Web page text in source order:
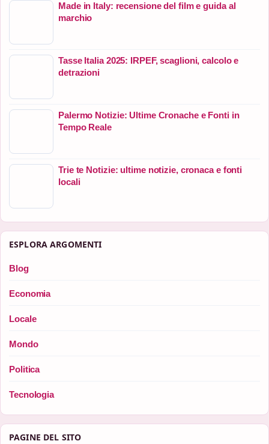
Made in Italy: recensione del film e guida al
marchio
Tasse Italia 2025: IRPEF, scaglioni, calcolo e
detrazioni
Palermo Notizie: Ultime Cronache e Fonti in
Tempo Reale
Trie te Notizie: ultime notizie, cronaca e fonti
locali
ESPLORA ARGOMENTI
Blog
Economia
Locale
Mondo
Politica
Tecnologia
PAGINE DEL SITO